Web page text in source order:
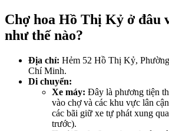
Chợ hoa Hồ Thị Kỷ ở đâu
như thế nào?
Địa chỉ: Hẻm 52 Hồ Thị Kỷ,
Chí Minh.
Di chuyển:
Xe máy: Đây là phương tiện
vào chợ và các khu vực lân
các bãi giữ xe tự phát xung
trước).